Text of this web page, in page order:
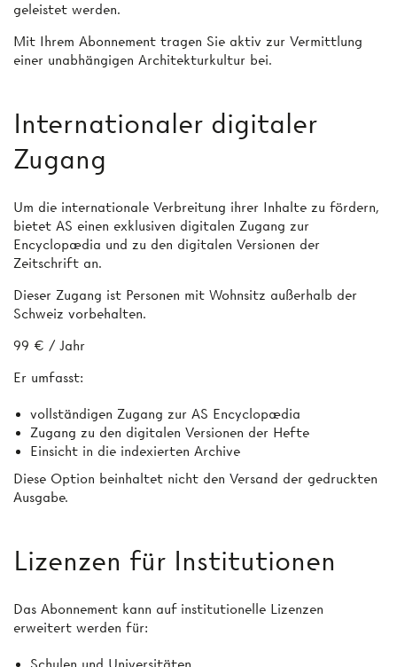
geleistet werden.
Mit Ihrem Abonnement tragen Sie aktiv zur Vermittlung
einer unabhängigen Architekturkultur bei.
Internationaler digitaler
Zugang
Um die internationale Verbreitung ihrer Inhalte zu fördern,
bietet AS einen exklusiven digitalen Zugang zur
Encyclopædia und zu den digitalen Versionen der
Zeitschrift an.
Dieser Zugang ist Personen mit Wohnsitz außerhalb der
Schweiz vorbehalten.
99 € / Jahr
Er umfasst:
vollständigen Zugang zur AS Encyclopædia
Zugang zu den digitalen Versionen der Hefte
Einsicht in die indexierten Archive
Diese Option beinhaltet nicht den Versand der gedruckten
Ausgabe.
Lizenzen für Institutionen
Das Abonnement kann auf institutionelle Lizenzen
erweitert werden für: